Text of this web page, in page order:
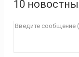
10